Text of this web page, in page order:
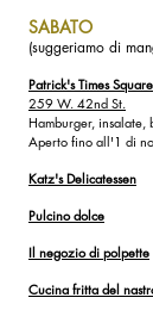
SABATO
(suggeriamo di
Patrick's Times Square
259 W. 42nd St.
Hamburger, insalate,
Aperto fino all'1 di
Katz's Delicatessen
Pulcino dolce
Il negozio di polpette
Cucina fritta del